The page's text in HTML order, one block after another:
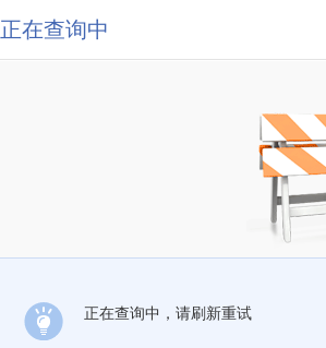
正在查询中
正在查询中，请刷新重试